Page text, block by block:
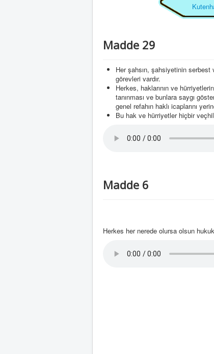
Madde 29
Her şahsın, şahsiyetinin
görevleri vardır.
Herkes, haklarının ve
tanınması ve bunlara saygı
genel refahın haklı icaplarını
Bu hak ve hürriyetler hiçbir
Madde 6
Herkes her nerede olursa olsun